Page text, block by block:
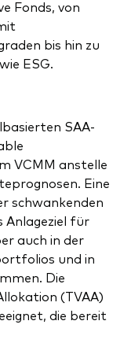
Fonds, von
bis hin zu
ESG.
SAA-
VCMM anstelle
Eine
schwankenden
Anlageziel für
auch in der
und in
Die
(TVAA)
die bereit